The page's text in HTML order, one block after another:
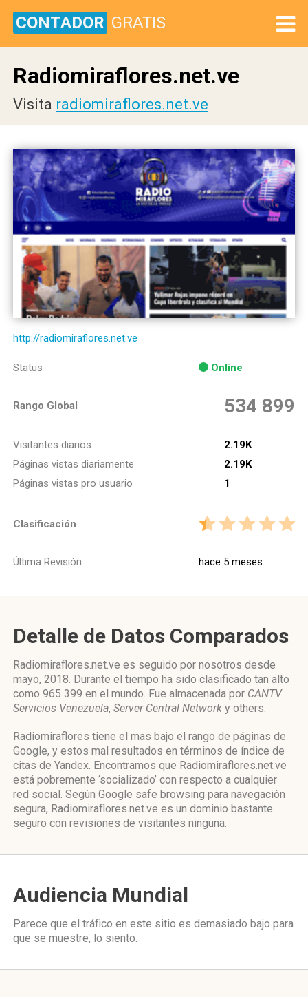
CONTADOR GRATIS
Radiomiraflores.net.ve
Visita radiomiraflores.net.ve
http://radiomiraflores.net.ve
Status Online
Rango Global 534 899
Visitantes diarios
2.19K
Páginas vistas diariamente
2.19K
Páginas vistas pro usuario
1
Clasificación
Última Revisión hace 5 meses
Detalle de Datos Comparados
Radiomiraflores.net.ve es seguido por nosotros desde
mayo, 2018. Durante el tiempo ha sido clasificado tan alto
como 965 399 en el mundo. Fue almacenada por CANTV
Servicios Venezuela, Server Central Network y others.
Radiomiraflores tiene el mas bajo el rango de páginas de
Google, y estos mal resultados en términos de índice de
citas de Yandex. Encontramos que Radiomiraflores.net.ve
está pobremente ‘socializado’ con respecto a cualquier
red social. Según Google safe browsing para navegación
segura, Radiomiraflores.net.ve es un dominio bastante
seguro con revisiones de visitantes ninguna.
Audiencia Mundial
Parece que el tráfico en este sitio es demasiado bajo para
que se muestre, lo siento.